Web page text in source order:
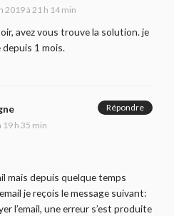
2019 à 21 h 14 min
avez vous trouve la solution. je
depuis 1 mois.
19 h 35 min
mais depuis quelque temps
je reçois le message suivant:
l’email, une erreur s’est produite
Répondre